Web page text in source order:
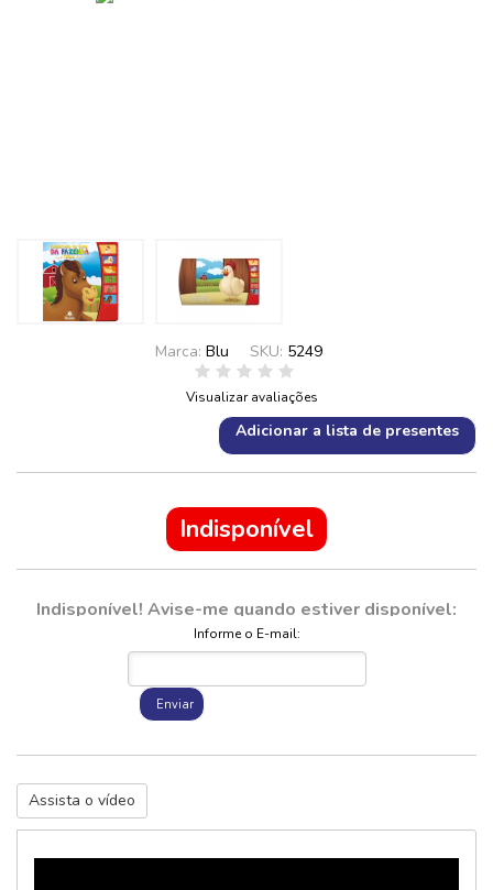
Marca: Blu SKU: 5249
Visualizar avaliações
Adicionar a lista de presentes
Indisponível
Indisponível! Avise-me quando estiver disponível:
Informe o E-mail:
Enviar
Assista o vídeo